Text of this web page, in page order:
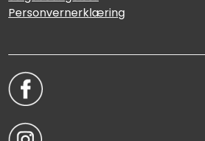
Personvernerklæring